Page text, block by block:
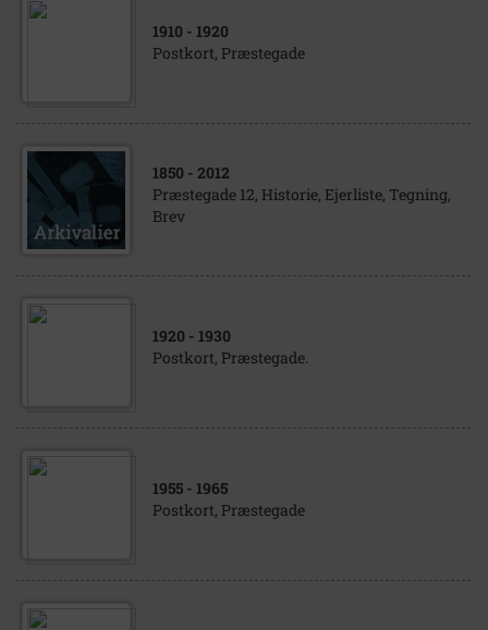
1910 - 1920
Postkort, Præstegade
1850 - 2012
Præstegade 12, Historie, Ejerliste, Tegning,
Brev
1920 - 1930
Postkort, Præstegade.
1955 - 1965
Postkort, Præstegade